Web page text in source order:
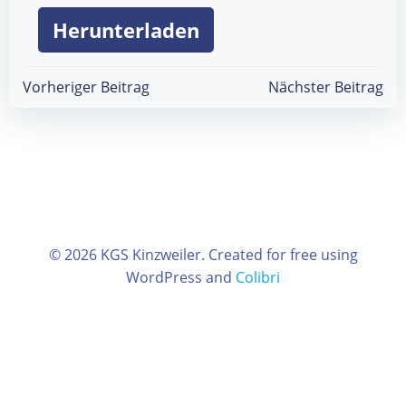
Herunterladen
Beitragsnavigation
Vorheriger Beitrag Nächster Beitrag
© 2026 KGS Kinzweiler. Created for free using
WordPress and Colibri